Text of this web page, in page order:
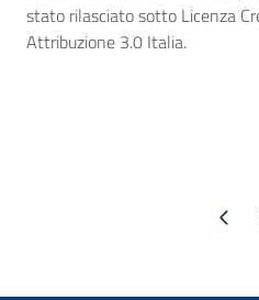
stato rilasciato sotto Licenza
Attribuzione 3.0 Italia.
Pagina Pagina